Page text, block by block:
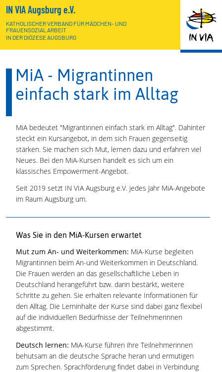
IN VIA Augsburg e.V.
KATHOLISCHER VERBAND FÜR MÄDCHEN- UND
FRAUENSOZIALARBEIT
IN DER DIÖZESE AUGSBURG
MiA - Migrantinnen
einfach stark im Alltag
MiA bedeutet "Migrantinnen einfach stark im Alltag". Dahinter
steckt ein Kursangebot, in dem sich Frauen gegenseitig
stärken. Sie machen sich Mut, lernen dazu und erfahren viel
Neues. Bei den MiA-Kursen handelt es sich um ein
klassisches Empowerment-Angebot.
Seit 2019 setzt IN VIA Augsburg e.V. jedes Jahr MiA-Angebote
im Raum Augsburg um.
Was Sie in den MiA-Kursen erwartet
Mut zum An- und Weiterkommen: MiA-Kurse begleiten
Migrantinnen beim An-und Weiterkommen in Deutschland.
Die Frauen werden an das gesellschaftliche Leben in
Deutschland herangeführt bzw. darin bestärkt, weitere
Schritte zu gehen. Sie erhalten relevante Informationen für
den Alltag. Die Lerninhalte der Kurse sind dabei ganz flexibel
auf die individuellen Bedürfnisse der Teilnehmerinnen
abgestimmt.
Deutsch lernen: MiA-Kurse führen ihre Teilnehmerinnen
behutsam an die deutsche Sprache heran und ermutigen
zum Sprechen. Sprachförderung findet dabei in Verbindung